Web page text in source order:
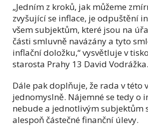
„Jedním z kroků, jak můžeme
zvyšující se inflace, je odpuštění
všem subjektům, které jsou na
části smluvně navázány a tyto
inflační doložku,“ vysvětluje v
starosta Prahy 13 David Vodrážka.
Dále pak doplňuje, že rada v této
jednomyslně. Nájemné se tedy o
nebude a jednotlivým subjektům
alespoň částečné finanční úlevy.